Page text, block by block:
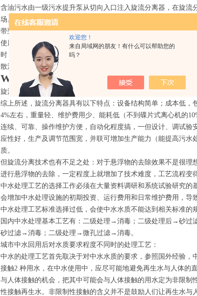
欢迎您！
来自局域网的朋友！有什么可以帮助您的
吗？
含油污水由一级污水提升泵从切向入口注入旋流分离器，在旋流
场。在离心力的作用下，密度大的相——水被甩向四周，并顺
带到中间并向上运动，作为溢流排出，就达到了油水分离的目的
使用旋流分离器处理含油污水时，当污水中的油滴粒径大于
时，被分离的可能性则降至50%左右。因此，旋流分离器能够去
散油（粒径为10一100?m），进一步的去处污水中的浮油。
WSZ-A-5一体化污水处理设施 旋流分离技术的
旋流分离技术被认为是一种高效节能型分离技术，旋流分离与沉
综上所述，旋流分离器具有以下特点：设备结构简单；成本低
4%左右，重量轻、维护费用少、能耗低（不到碟片式离心机的
连续、可靠、操作维护方便，自动化程度搞，一但设计、调试
应性好，生产及调节范围宽，并联可增加生产能力（能提高污
质。
但旋流分离技术也有不足之处：对于悬浮物的去除效果不是很
进行悬浮物的去除，一定程度上就增加了技术难度，工艺流程变
中水处理工艺的选择工作必须在大量资料调研和系统试验研究的
会增加中水处理设施的初期投资、运行费用和日常维护费用，
中水处理工艺标准选择过低，会使中水水质不能达到相关标准的
国内中水处理基本工艺有：二级处理→消毒；二级处理后→砂
砂过滤→消毒；二级处理→微孔过滤→消毒。
城市中水回用后对水质要求程度不同时的处理工艺：
中水的处理工艺首先取决于对中水水质的要求，参照国外经验
接触2 种用水，在中水使用中，应尽可能地避免再生水与人体的
与人体接触的机会，把其中可能会与人体接触的用水定为非限制
性接触再生水。非限制性接触的含义并不是鼓励人们让再生水